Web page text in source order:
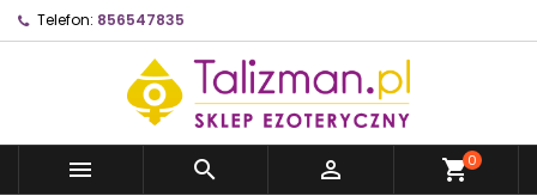
Telefon: 856547835
   shopping_cart0